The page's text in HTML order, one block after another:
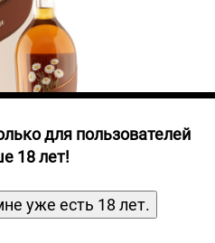
для пользователей
18 лет!
уже есть 18 лет.